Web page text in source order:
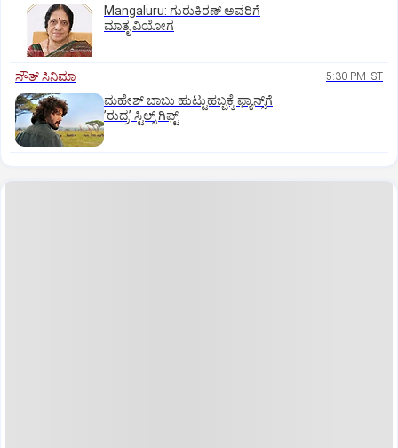
Mangaluru: ಗುರುಕಿರಣ್ ಅವರಿಗೆ
ಮಾತೃ ವಿಯೋಗ
ಸೌತ್‌ ಸಿನಿಮಾ 5:30 PM IST
ಮಹೇಶ್‌ ಬಾಬು ಹುಟ್ಟುಹಬ್ಬಕ್ಕೆ ಫ್ಯಾನ್ಸ್‌ಗೆ
ʼರುದ್ರʼ ಸ್ಟಿಲ್ಸ್‌ ಗಿಫ್ಟ್